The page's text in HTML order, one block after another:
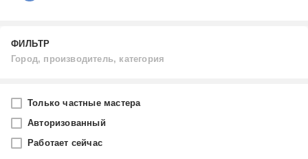
ЗАДАТЬ ВОПРОС МАСТЕРАМ
ФИЛЬТР
Город, производитель, категория
Санкт-Петербург
Производитель
Только частные мастера
Авторизованный
Работает сейчас